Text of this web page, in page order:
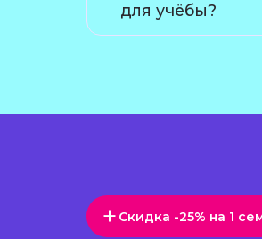
для учёбы?
+ Скидка -25% на 1